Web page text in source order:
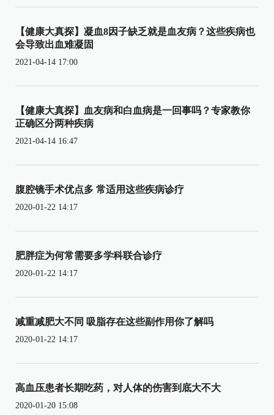
【健康大真探】凝血8因子缺乏就是血友病？这些疾病也
会导致出血难凝固
2021-04-14 17:00
【健康大真探】血友病和白血病是一回事吗？专家教你
正确区分两种疾病
2021-04-14 16:47
腹腔镜手术优点多 常适用这些疾病诊疗
2020-01-22 14:17
肥胖症为何常需要多学科联合诊疗
2020-01-22 14:17
减重减肥大不同 吸脂存在这些副作用你了解吗
2020-01-22 14:17
高血压患者长期吃药，对人体的伤害到底大不大
2020-01-20 15:08